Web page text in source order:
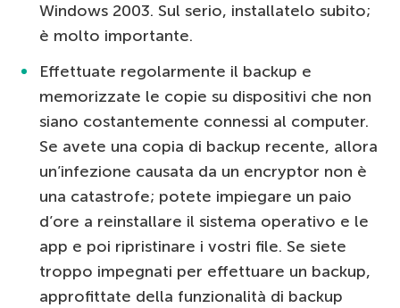
Windows 2003. Sul serio, installatelo subito;
è molto importante.
Effettuate regolarmente il backup e
memorizzate le copie su dispositivi che non
siano costantemente connessi al computer.
Se avete una copia di backup recente, allora
un’infezione causata da un encryptor non è
una catastrofe; potete impiegare un paio
d’ore a reinstallare il sistema operativo e le
app e poi ripristinare i vostri file. Se siete
troppo impegnati per effettuare un backup,
approfittate della funzionalità di backup